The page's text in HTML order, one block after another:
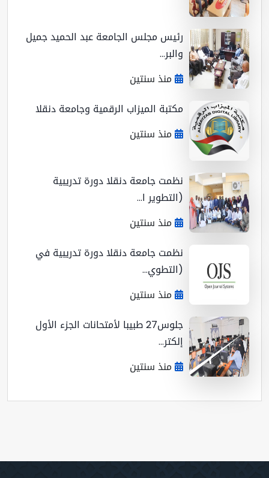
رئيس مجلس الجامعة عبد الحميد جميل
والبر...
منذ سنتين
مكتبة الميزاب الرقمية وجامعة دنقلا
منذ سنتين
نظمت جامعة دنقلا دورة تدريبية
(التطوير ا...
منذ سنتين
نظمت جامعة دنقلا دورة تدريبية في
(التطوي...
منذ سنتين
جلوس27 طبيبا لأمتحانات الجزء الأول
إلكتر...
منذ سنتين